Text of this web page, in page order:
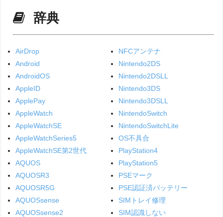
辞典
AirDrop
Android
AndroidOS
AppleID
ApplePay
AppleWatch
AppleWatchSE
AppleWatchSeries5
AppleWatchSE第2世代
AQUOS
AQUOSR3
AQUOSR5G
AQUOSsense
AQUOSsense2
NFCアンテナ
Nintendo2DS
Nintendo2DSLL
Nintendo3DS
Nintendo3DSLL
NintendoSwitch
NintendoSwitchLite
OS不具合
PlayStation4
PlayStation5
PSEマーク
PSE認証済バッテリー
SIMトレイ修理
SIM認識しない